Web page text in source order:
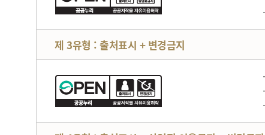
제 3유형 : 출처표시 + 변경금지